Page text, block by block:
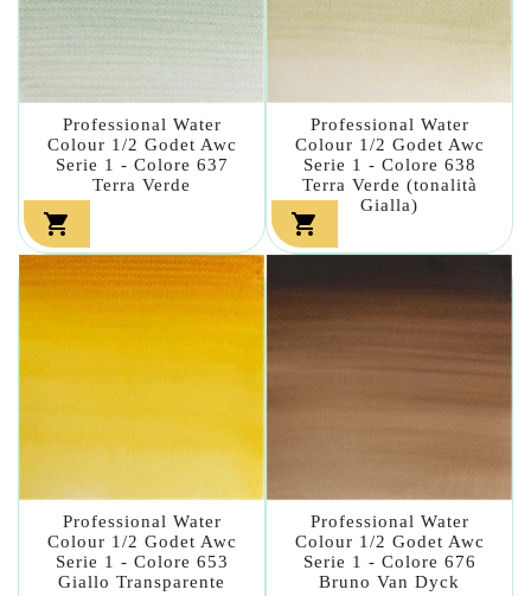
Professional Water
Colour 1/2 Godet Awc
Serie 1 - Colore 637
Terra Verde

Professional Water
Colour 1/2 Godet Awc
Serie 1 - Colore 638
Terra Verde (tonalità
Gialla)

Professional Water
Colour 1/2 Godet Awc
Serie 1 - Colore 653
Giallo Transparente
Professional Water
Colour 1/2 Godet Awc
Serie 1 - Colore 676
Bruno Van Dyck